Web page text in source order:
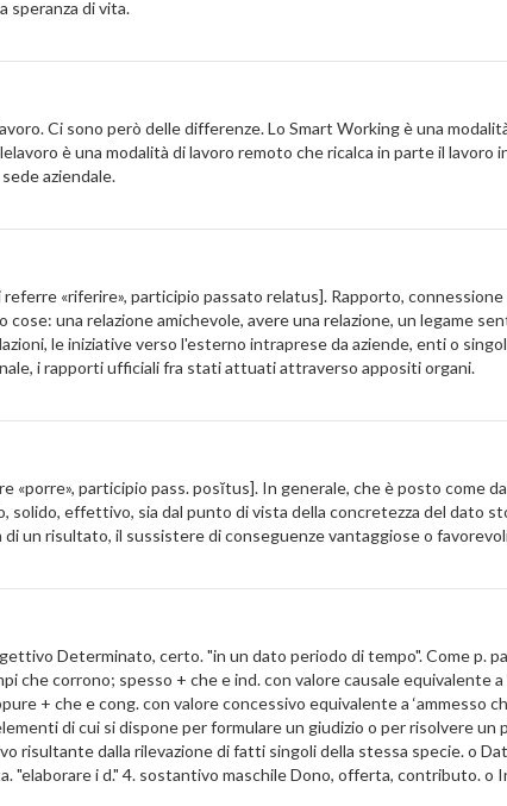
speranza di vita.
Ci sono però delle differenze. Lo Smart Working è una
è una modalità di lavoro remoto che ricalca in parte il
aziendale.
«riferire», participio passato relatus]. Rapporto,
cose: una relazione amichevole, avere una relazione, un legame
le iniziative verso l'esterno intraprese da aziende, enti o
i rapporti ufficiali fra stati attuati attraverso appositi organi.
«porre», participio pass. posĭtus]. In generale, che è posto come
solido, effettivo, sia dal punto di vista della concretezza del dato
di un risultato, il sussistere di conseguenze vantaggiose o
Determinato, certo. "in un dato periodo di tempo". Come p.
che corrono; spesso + che e ind. con valore causale equivalente a
+ che e cong. con valore concessivo equivalente a ‘ammesso
di cui si dispone per formulare un giudizio o per risolvere
risultante dalla rilevazione di fatti singoli della stessa specie. o
"elaborare i d." 4. sostantivo maschile Dono, offerta, contributo. o